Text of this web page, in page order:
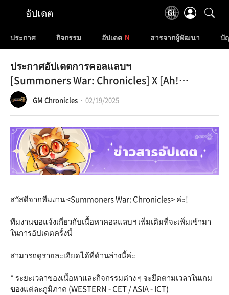
อัปเดต
ประกาศ กิจกรรม อัปเดต สารจากผู้พัฒนา ปั
ประกาศอัปเดตการคอลแลบฯ
[Summoners War: Chronicles] X [Ah!
My Goddess] Ⅱ
GM Chronicles 02/19/2025
สวัสดีจากทีมงาน <Summoners War: Chronicles> ค่ะ!
ทีมงานขอแจ้งเกี่ยวกับเนื้อหาคอลแลบฯ เพิ่มเติมที่จะเพิ่มเข้ามา
ในการอัปเดตครั้งนี้
สามารถดูรายละเอียดได้ที่ด้านล่างนี้ค่ะ
* ระยะเวลาของเนื้อหาและกิจกรรมต่าง ๆ จะยึดตามเวลาในเกม
ของแต่ละภูมิภาค (WESTERN - CET / ASIA - ICT)